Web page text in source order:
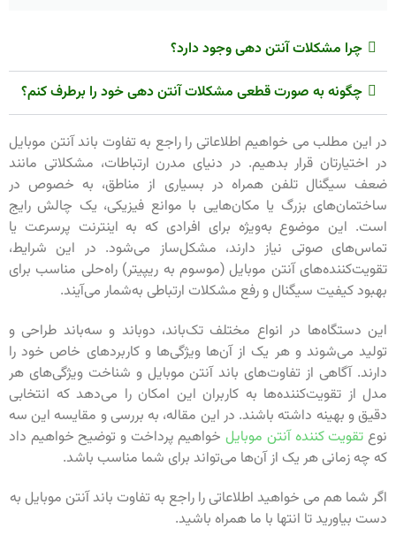
چرا مشکلات آنتن دهی وجود دارد؟
چگونه به صورت قطعی مشکلات آنتن دهی خود را برطرف کنم؟
در این مطلب می خواهیم اطلاعاتی را راجع به تفاوت باند آنتن موبایل
در اختیارتان قرار بدهیم. در دنیای مدرن ارتباطات، مشکلاتی مانند
ضعف سیگنال تلفن همراه در بسیاری از مناطق، به خصوص در
ساختمان‌های بزرگ یا مکان‌هایی با موانع فیزیکی، یک چالش رایج
است. این موضوع به‌ویژه برای افرادی که به اینترنت پرسرعت یا
تماس‌های صوتی نیاز دارند، مشکل‌ساز می‌شود. در این شرایط،
تقویت‌کننده‌های آنتن موبایل (موسوم به ریپیتر) راه‌حلی مناسب برای
بهبود کیفیت سیگنال و رفع مشکلات ارتباطی به‌شمار می‌آیند.
این دستگاه‌ها در انواع مختلف تک‌باند، دوباند و سه‌باند طراحی و
تولید می‌شوند و هر یک از آن‌ها ویژگی‌ها و کاربردهای خاص خود را
دارند. آگاهی از تفاوت‌های باند آنتن موبایل و شناخت ویژگی‌های هر
مدل از تقویت‌کننده‌ها به کاربران این امکان را می‌دهد که انتخابی
دقیق و بهینه داشته باشند. در این مقاله، به بررسی و مقایسه این سه
نوع تقویت کننده آنتن موبایلخواهیم پرداخت و توضیح خواهیم داد
که چه زمانی هر یک از آن‌ها می‌تواند برای شما مناسب باشد.
اگر شما هم می خواهید اطلاعاتی را راجع به تفاوت باند آنتن موبایل به
دست بیاورید تا انتها با ما همراه باشید.